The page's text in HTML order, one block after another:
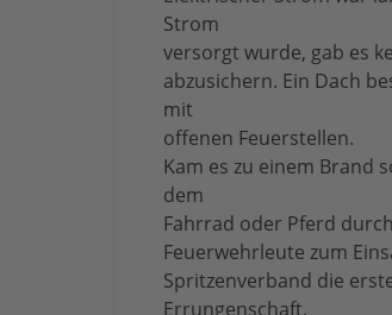
Strom
versorgt wurde, gab es
abzusichern. Ein Dach
mit
offenen Feuerstellen.
Kam es zu einem Brand
dem
Fahrrad oder Pferd
Feuerwehrleute zum
Spritzenverband die
Errungenschaft,